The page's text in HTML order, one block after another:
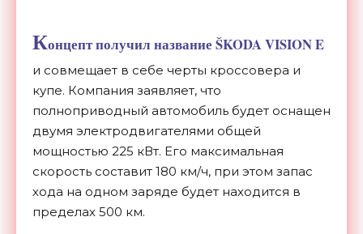
Концепт получил название ŠKODA VISION E
и совмещает в себе черты кроссовера и
купе. Компания заявляет, что
полноприводный автомобиль будет оснащен
двумя электродвигателями общей
мощностью 225 кВт. Его максимальная
скорость составит 180 км/ч, при этом запас
хода на одном заряде будет находится в
пределах 500 км.